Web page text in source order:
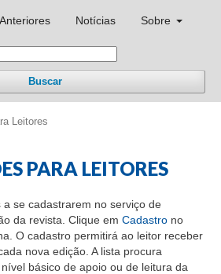
Notícias Sobre
Buscar
Leitores
PARA LEITORES
se cadastrarem no serviço de
da revista. Clique em Cadastro no
O cadastro permitirá ao leitor receber
nova edição. A lista procura
básico de apoio ou de leitura da